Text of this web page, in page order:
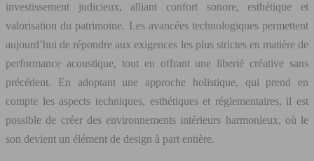
investissement judicieux, alliant confort sonore, esthétique et
valorisation du patrimoine. Les avancées technologiques permettent
aujourd’hui de répondre aux exigences les plus strictes en matière de
performance acoustique, tout en offrant une liberté créative sans
précédent. En adoptant une approche holistique, qui prend en
compte les aspects techniques, esthétiques et réglementaires, il est
possible de créer des environnements intérieurs harmonieux, où le
son devient un élément de design à part entière.